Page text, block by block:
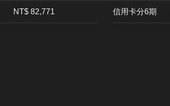
​NT$ 82,771 信用卡分6期